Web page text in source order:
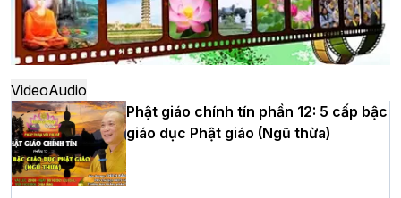
Hà Nội: Ngày tu học cuối cùng khép lại
khóa sinh hoạt Phật pháp mùa hè lần
thứ XIV tại chùa Bằng
Học yêu thương trong ngày tu tập thứ
tư của Khóa sinh hoạt Phật pháp mùa
hè tại chùa Bằng
VideoAudio
Phật giáo chính tín phần 12: 5 cấp bậc
giáo dục Phật giáo (Ngũ thừa)